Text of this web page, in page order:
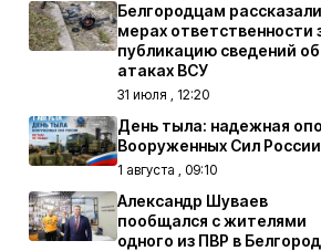
Белгородцам
мерах ответственности
публикацию сведений об
атаках ВСУ
31 июля , 12:20
День тыла: надежная
Вооруженных Сил России
1 августа , 09:10
Александр Шуваев
пообщался с жителями
одного из ПВР в